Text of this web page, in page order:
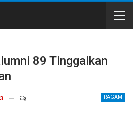
89 Tinggalkan
RAGAM